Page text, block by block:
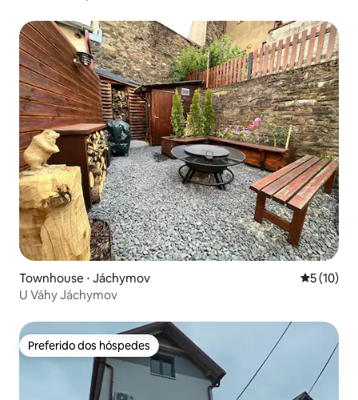
Townhouse ⋅ Jáchymov 5 de uma
5 (10)
U Váhy Jáchymov
Preferido dos hóspedes
Preferido dos hóspedes